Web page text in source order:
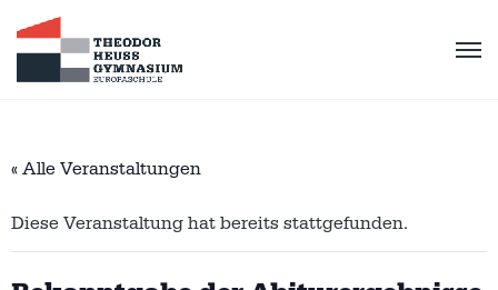
« Alle Veranstaltungen
Diese Veranstaltung hat bereits stattgefunden.